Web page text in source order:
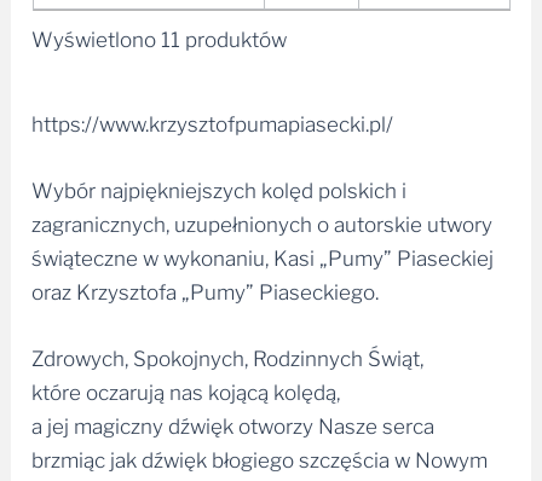
plików
dźwiękowych
Wyświetlono 11 produktów
https://www.krzysztofpumapiasecki.pl/
Wybór najpiękniejszych kolęd polskich i
zagranicznych, uzupełnionych o autorskie utwory
świąteczne w wykonaniu, Kasi „Pumy” Piaseckiej
oraz Krzysztofa „Pumy” Piaseckiego.
Zdrowych, Spokojnych, Rodzinnych Świąt,
które oczarują nas kojącą kolędą,
a jej magiczny dźwięk otworzy Nasze serca
brzmiąc jak dźwięk błogiego szczęścia w Nowym